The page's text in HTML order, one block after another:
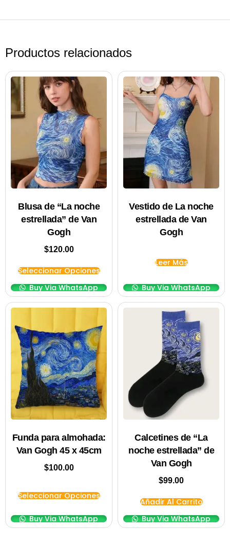
Productos relacionados
Blusa de “La noche
estrellada” de Van
Gogh
$120.00
Seleccionar Opciones
Buy Via WhatsApp
Vestido de La noche
estrellada de Van
Gogh
Leer Más
Buy Via WhatsApp
Funda para almohada:
Van Gogh 45 x 45cm
$100.00
Seleccionar Opciones
Buy Via WhatsApp
Calcetines de “La
noche estrellada” de
Van Gogh
$99.00
Añadir Al Carrito
Buy Via WhatsApp